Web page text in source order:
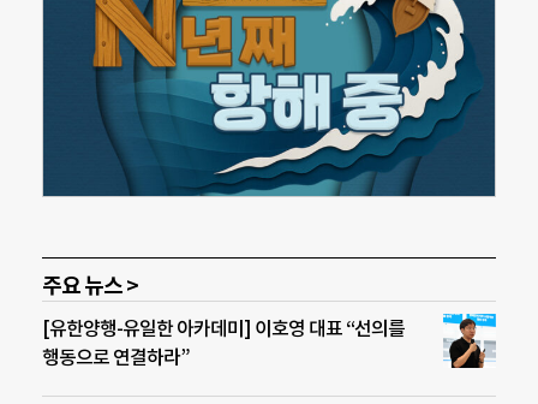
주요 뉴스 >
[유한양행-유일한 아카데미] 이호영 대표 “선의를
행동으로 연결하라”